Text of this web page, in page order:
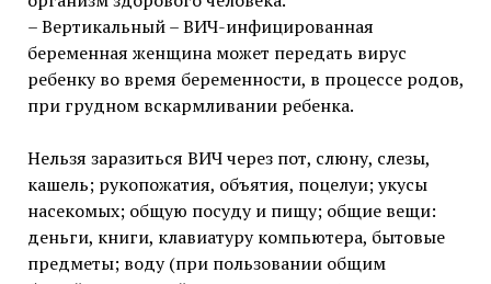
– Вертикальный – ВИЧ-инфицированная
беременная женщина может передать вирус
ребенку во время беременности, в процессе родов,
при грудном вскармливании ребенка.
Нельзя заразиться ВИЧ через пот, слюну, слезы,
кашель; рукопожатия, объятия, поцелуи; укусы
насекомых; общую посуду и пищу; общие вещи:
деньги, книги, клавиатуру компьютера, бытовые
предметы; воду (при пользовании общим